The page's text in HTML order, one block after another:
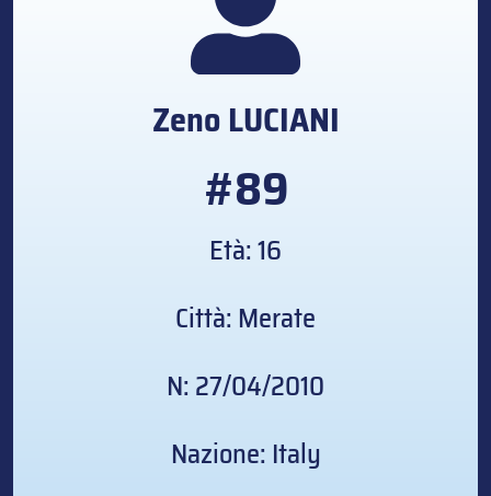
ZenoLUCIANI
#89
Età: 16
Città: Merate
N: 27/04/2010
Nazione: Italy